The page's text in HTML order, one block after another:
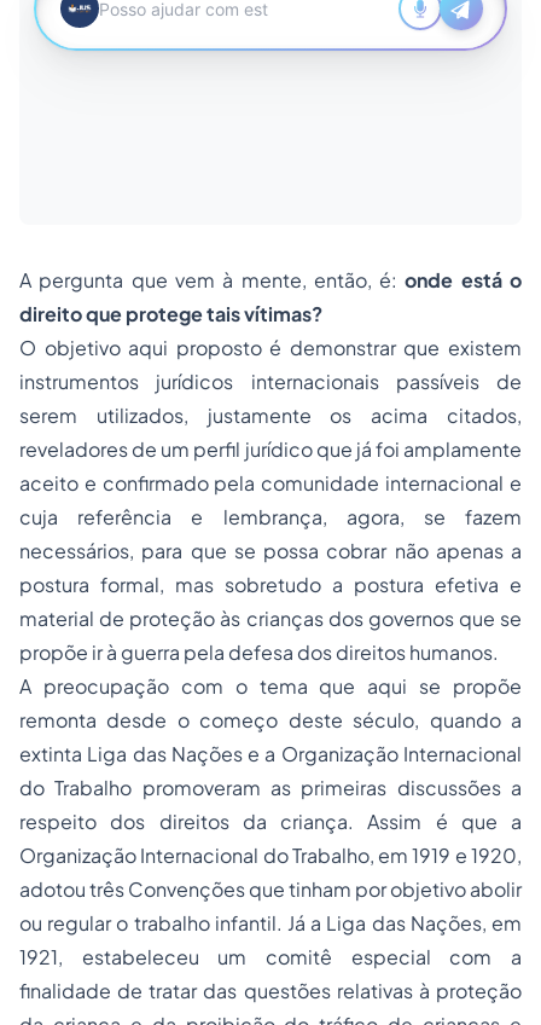
A pergunta que vem à mente, então, é:onde está o
direito que protege tais vítimas?
O objetivo aqui proposto é demonstrar que existem
instrumentos jurídicos internacionais passíveis de
serem utilizados, justamente os acima citados,
reveladores de um perfil jurídico que já foi amplamente
aceito e confirmado pela comunidade internacional e
cuja referência e lembrança, agora, se fazem
necessários, para que se possa cobrar não apenas a
postura formal, mas sobretudo a postura efetiva e
material de proteção às crianças dos governos que se
propõe ir à guerra pela defesa dos direitos humanos.
A preocupação com o tema que aqui se propõe
remonta desde o começo deste século, quando a
extinta Liga das Nações e a Organização Internacional
do Trabalho promoveram as primeiras discussões a
respeito dos direitos da criança. Assim é que a
Organização Internacional do Trabalho, em 1919 e 1920,
adotou três Convenções que tinham por objetivo abolir
ou regular o trabalho infantil. Já a Liga das Nações, em
1921, estabeleceu um comitê especial com a
finalidade de tratar das questões relativas à proteção